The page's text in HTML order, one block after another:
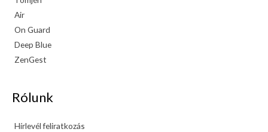
Air
On Guard
Deep Blue
ZenGest
Rólunk
Hírlevél feliratkozás